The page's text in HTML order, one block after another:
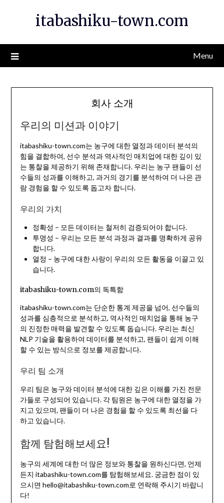
itabashiku-town.com
Menu
회사 소개
우리의 미션과 이야기
itabashiku-town.com는 농구에 대한 열정과 데이터 분석의
힘을 결합하여, 선수 분석과 역사적인 매치업에 대한 깊이 있
는 통찰을 제공하기 위해 존재합니다. 우리는 농구 팬들이 선
수들의 성과를 이해하고, 과거의 경기를 분석하여 더 나은 관
람 경험을 할 수 있도록 돕고자 합니다.
우리의 가치
정확성 – 모든 데이터는 철저히 검증되어야 합니다.
투명성 – 우리는 모든 분석 과정과 결과를 명확하게 공유
합니다.
열정 – 농구에 대한 사랑이 우리의 모든 활동을 이끌고 있
습니다.
itabashiku-town.com의 독특함
itabashiku-town.com는 단순한 통계 제공을 넘어, 선수들의
성과를 심층적으로 분석하고, 역사적인 매치업을 통해 농구
의 진정한 매력을 발견할 수 있도록 돕습니다. 우리는 최신
NLP 기술을 활용하여 데이터를 분석하고, 팬들이 쉽게 이해
할 수 있는 방식으로 정보를 제공합니다.
우리 팀 소개
우리 팀은 농구와 데이터 분석에 대한 깊은 이해를 가진 전문
가들로 구성되어 있습니다. 각 팀원은 농구에 대한 열정을 가
지고 있으며, 팬들이 더 나은 경험을 할 수 있도록 최선을 다
하고 있습니다.
함께 탐험해보세요!
농구의 세계에 대한 더 많은 정보와 통찰을 원하신다면, 언제
든지 itabashiku-town.com를 탐험해보세요. 궁금한 점이 있
으시면 hello@itabashiku-town.com로 연락해 주시기 바랍니
다!